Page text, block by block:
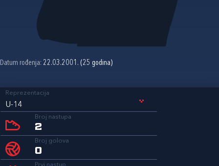
Datum rođenja: 22.03.2001. (25 godina)
Reprezentacija
U-14
Broj nastupa
2
Broj golova
0
Prvi nastup